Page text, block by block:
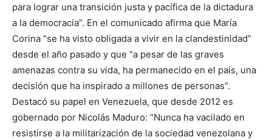
para lograr una transición justa y pacífica de la dictadura
a la democracia”. En el comunicado afirma que María
Corina “se ha visto obligada a vivir en la clandestinidad”
desde el año pasado y que “a pesar de las graves
amenazas contra su vida, ha permanecido en el país, una
decisión que ha inspirado a millones de personas”.
Destacó su papel en Venezuela, que desde 2012 es
gobernado por Nicolás Maduro: “Nunca ha vacilado en
resistirse a la militarización de la sociedad venezolana y